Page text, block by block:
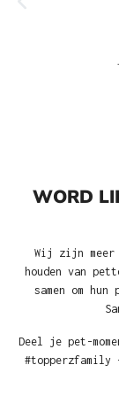
WORD
Wij zijn meer
houden van
samen om
Deel je pet-